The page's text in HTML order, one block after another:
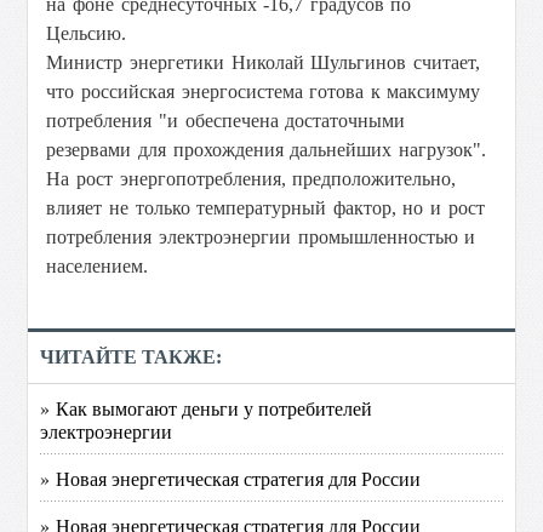
на фоне среднесуточных -16,7 градусов по
Цельсию.
Министр энергетики Николай Шульгинов считает,
что российская энергосистема готова к максимуму
потребления "и обеспечена достаточными
резервами для прохождения дальнейших нагрузок".
На рост энергопотребления, предположительно,
влияет не только температурный фактор, но и рост
потребления электроэнергии промышленностью и
населением.
ЧИТАЙТЕ ТАКЖЕ:
» Как вымогают деньги у потребителей
электроэнергии
» Новая энергетическая стратегия для России
» Новая энергетическая стратегия для России